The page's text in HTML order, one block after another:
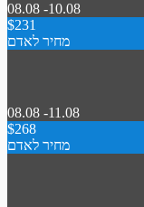
08.08 -10.08
$231
מחיר לאדם
08.08 -11.08
$268
מחיר לאדם